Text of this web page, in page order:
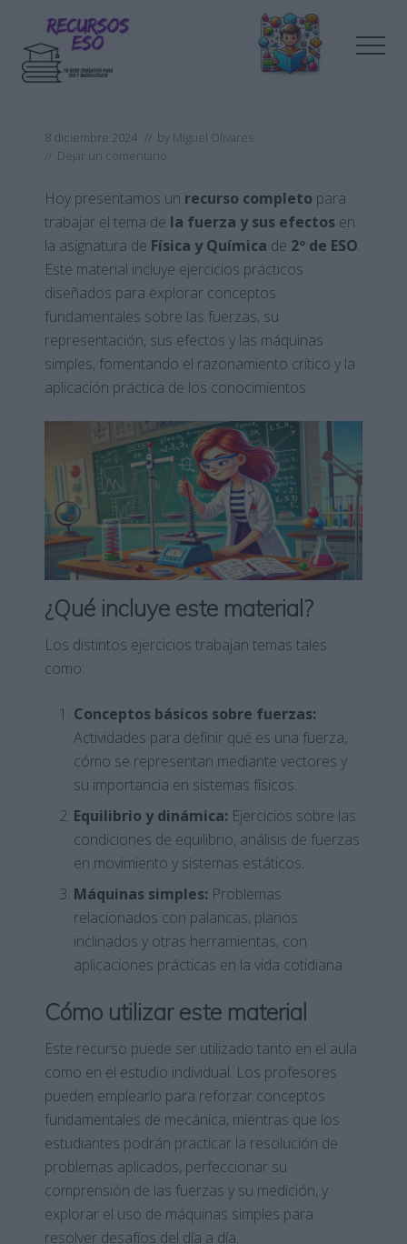
contenido
principal
barra
principal
educación
8 diciembre 2024 // by Miguel Olivares
// Dejar un comentario
Hoy presentamos un recurso completo para
trabajar el tema de la fuerza y sus efectos en
la asignatura de Física y Química de 2º de ESO.
Este material incluye ejercicios prácticos
diseñados para explorar conceptos
fundamentales sobre las fuerzas, su
representación, sus efectos y las máquinas
simples, fomentando el razonamiento crítico y la
aplicación práctica de los conocimientos.
¿Qué incluye este material?
Los distintos ejercicios trabajan temas tales
como:
Conceptos básicos sobre fuerzas:
Actividades para definir qué es una fuerza,
cómo se representan mediante vectores y
su importancia en sistemas físicos.
Equilibrio y dinámica: Ejercicios sobre las
condiciones de equilibrio, análisis de fuerzas
en movimiento y sistemas estáticos.
Máquinas simples: Problemas
relacionados con palancas, planos
inclinados y otras herramientas, con
aplicaciones prácticas en la vida cotidiana.
Cómo utilizar este material
Este recurso puede ser utilizado tanto en el aula
como en el estudio individual. Los profesores
pueden emplearlo para reforzar conceptos
fundamentales de mecánica, mientras que los
estudiantes podrán practicar la resolución de
problemas aplicados, perfeccionar su
comprensión de las fuerzas y su medición, y
explorar el uso de máquinas simples para
resolver desafíos del día a día.